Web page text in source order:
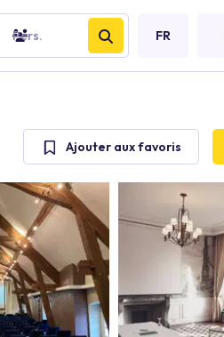
Pers. FR
Ajouter aux favoris